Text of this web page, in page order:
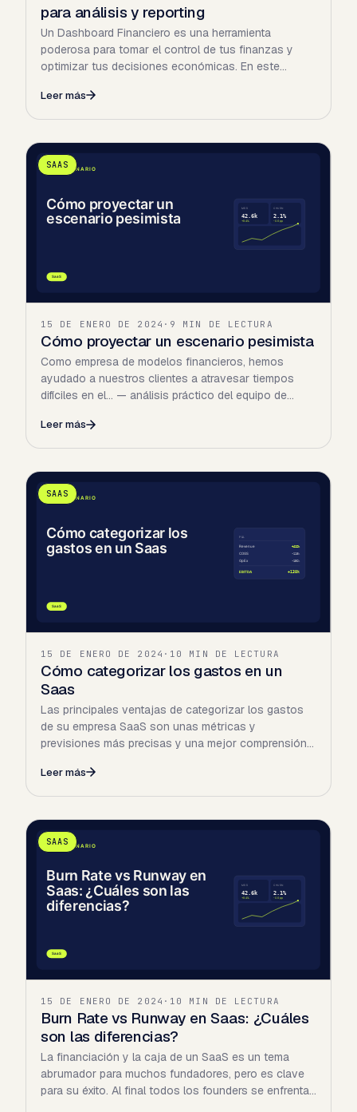
para análisis y reporting
Un Dashboard Financiero es una herramienta
poderosa para tomar el control de tus finanzas y
optimizar tus decisiones económicas. En este
Leer más
SAAS
15 DE ENERO DE 2024 · 9 MIN DE LECTURA
Cómo proyectar un escenario pesimista
Como empresa de modelos financieros, hemos
ayudado a nuestros clientes a atravesar tiempos
difíciles en el… — análisis práctico del equipo de
Leer más
SAAS
15 DE ENERO DE 2024 · 10 MIN DE LECTURA
Cómo categorizar los gastos en un
Saas
Las principales ventajas de categorizar los gastos
de su empresa SaaS son unas métricas y
previsiones más precisas y una mejor comprensión
Leer más
SAAS
15 DE ENERO DE 2024 · 10 MIN DE LECTURA
Burn Rate vs Runway en Saas: ¿Cuáles
son las diferencias?
La financiación y la caja de un SaaS es un tema
abrumador para muchos fundadores, pero es clave
para su éxito. Al final todos los founders se enfrentan